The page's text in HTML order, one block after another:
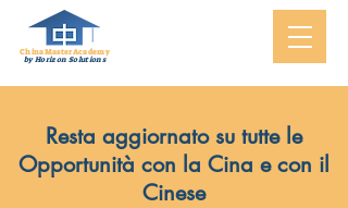
ChinaMasterAcademy
by Horizon Solutions
Resta aggiornato su tutte le
Opportunità con la Cina e con il
Cinese